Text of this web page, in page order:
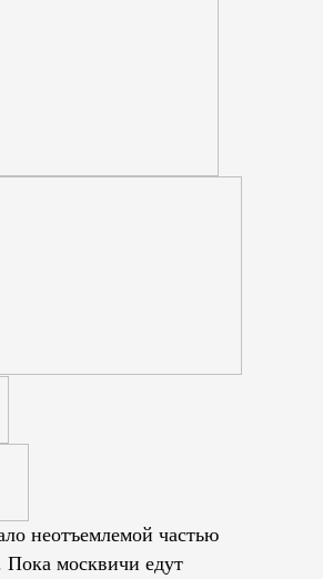
неотъемлемой частью
москвичи едут